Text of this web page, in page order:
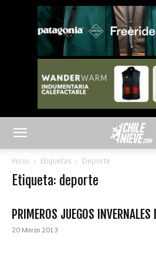
Inicio Etiquetas Deporte
Etiqueta: deporte
PRIMEROS JUEGOS
20 Marzo 2013